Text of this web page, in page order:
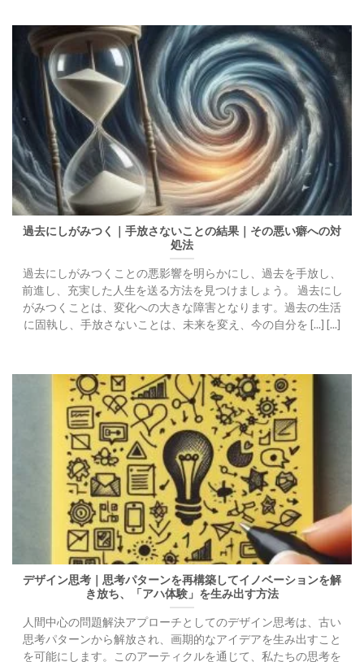
過去にしがみつく｜手放さないことの結果｜その悪い癖への対
処法
過去にしがみつくことの悪影響を明らかにし、過去を手放し、
前進し、充実した人生を送る方法を見つけましょう。 過去にし
がみつくことは、変化への大きな障害となります。過去の生活
に固執し、手放さないことは、未来を変え、今の自分を [...] [...]
デザイン思考｜思考パターンを再構築してイノベーションを解
き放ち、「アハ体験」を生み出す方法
人間中心の問題解決アプローチとしてのデザイン思考は、古い
思考パターンから解放され、画期的なアイデアを生み出すこと
を可能にします。このアーティクルを通じて、私たちの思考を